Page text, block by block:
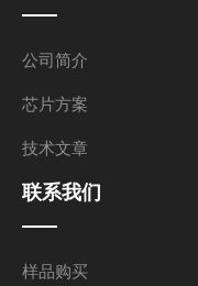
公司简介
芯片方案
技术文章
联系我们
样品购买